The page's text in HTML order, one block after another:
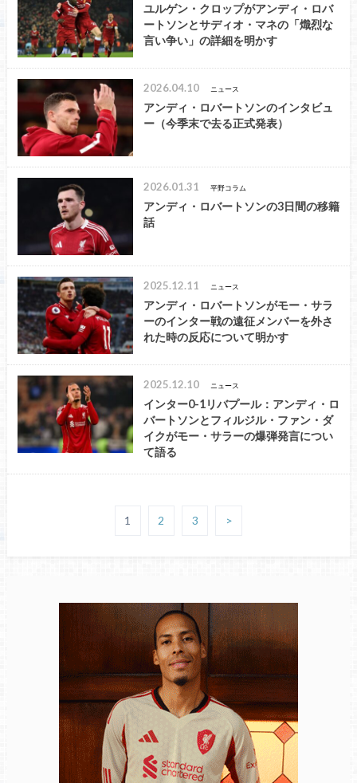
ユルゲン・クロップがアンディ・ロバ
ートソンとサディオ・マネの「熾烈な
言い争い」の詳細を明かす
2026.04.10 ニュース
アンディ・ロバートソンのインタビュ
ー（今季末で去る正式発表）
2026.01.31 平野コラム
アンディ・ロバートソンの3日間の移籍
話
2025.12.11 ニュース
アンディ・ロバートソンがモー・サラ
ーのインター戦の遠征メンバーを外さ
れた時の反応について明かす
2025.12.10 ニュース
インター0-1リバプール：アンディ・ロ
バートソンとフィルジル・ファン・ダ
イクがモー・サラーの爆弾発言につい
て語る
1 2 3 >